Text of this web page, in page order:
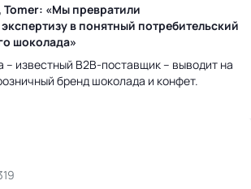
Tomer: «Мы превратили
в понятный потребительский
шоколада»
известный B2B-поставщик – выводит на
бренд шоколада и конфет.